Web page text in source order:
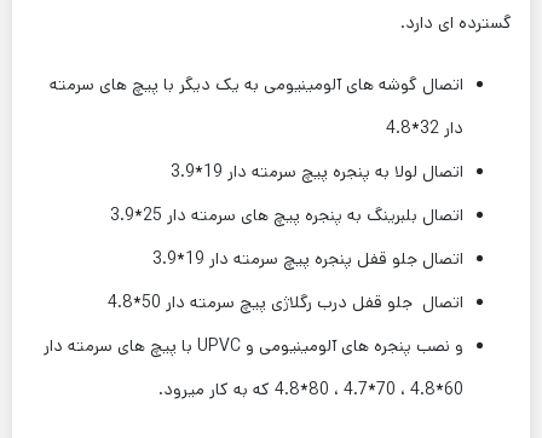
گسترده ای دارد.
اتصال گوشه های آلومینیومی به یک دیگر با پیچ های سرمته
دار 32*4.8
اتصال لولا به پنجره پیچ سرمته دار 19*3.9
اتصال بلبرینگ به پنجره پیچ های سرمته دار 25*3.9
اتصال جلو قفل پنجره پیچ سرمته دار 19*3.9
اتصال جلو قفل درب رگلاژی پیچ سرمته دار 50*4.8
و نصب پنجره های آلومینیومی و UPVC با پیچ های سرمته دار
60*4.8 ، 70*4.7 ، 80*4.8 که به کار میرود.